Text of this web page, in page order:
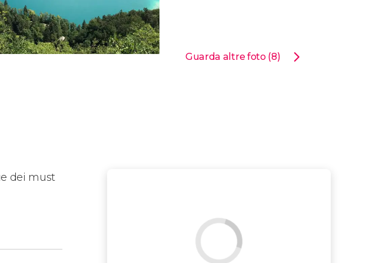
Guarda altre foto (8)
dei must